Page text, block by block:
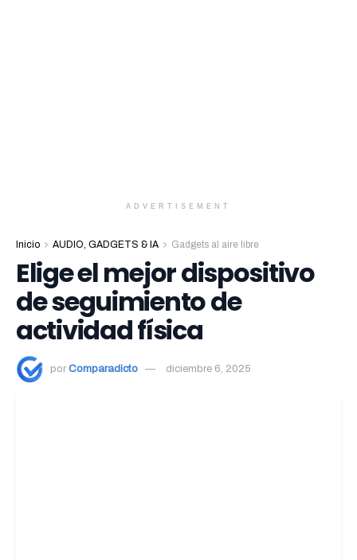
ADVERTISEMENT
Inicio AUDIO, GADGETS & IA Gadgets al aire libre
Elige el mejor dispositivo
de seguimiento de
actividad física
por Comparadicto diciembre 6, 2025